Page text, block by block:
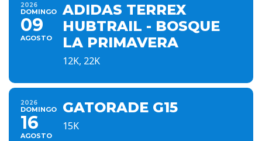
2026
DOMINGO
09
AGOSTO
ADIDAS TERREX
HUBTRAIL - BOSQUE
LA PRIMAVERA
12K, 22K
2026
DOMINGO
16
AGOSTO
GATORADE G15
15K